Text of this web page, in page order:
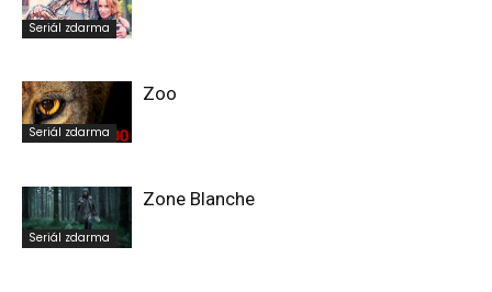
Seriál zdarma
Seriál zdarma
Zoo
Seriál zdarma
Zone Blanche